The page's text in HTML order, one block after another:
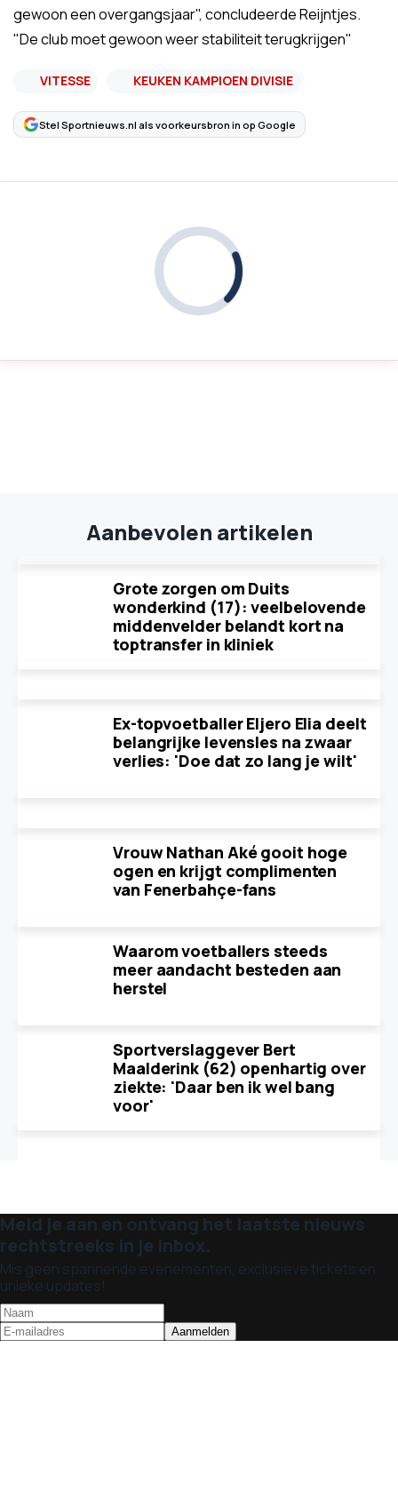
gewoon een overgangsjaar", concludeerde Reijntjes.
"De club moet gewoon weer stabiliteit terugkrijgen"
VITESSE KEUKEN KAMPIOEN DIVISIE
Stel Sportnieuws.nl als voorkeursbron in op Google
Aanbevolen artikelen
Grote zorgen om Duits
wonderkind (17): veelbelovende
middenvelder belandt kort na
toptransfer in kliniek
Ex-topvoetballer Eljero Elia deelt
belangrijke levensles na zwaar
verlies: 'Doe dat zo lang je wilt'
Vrouw Nathan Aké gooit hoge
ogen en krijgt complimenten
van Fenerbahçe-fans
Waarom voetballers steeds
meer aandacht besteden aan
herstel
Sportverslaggever Bert
Maalderink (62) openhartig over
ziekte: 'Daar ben ik wel bang
voor'
Meld je aan en ontvang het laatste nieuws
rechtstreeks in je inbox.
Mis geen spannende evenementen, exclusieve tickets en
unieke updates!